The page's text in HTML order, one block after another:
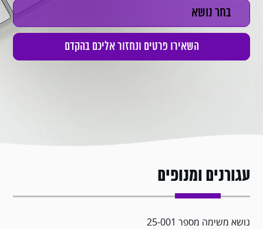
עגורנים ומנופים
נושא משימה מספר 25-001